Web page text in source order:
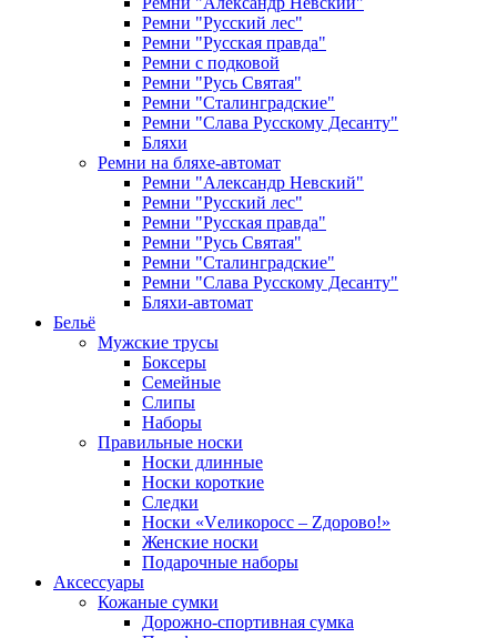
Ремни "Русский лес"
Ремни "Русская правда"
Ремни с подковой
Ремни "Русь Святая"
Ремни "Сталинградские"
Ремни "Слава Русскому Десанту"
Бляхи
Ремни на бляхе-автомат
Ремни "Александр Невский"
Ремни "Русский лес"
Ремни "Русская правда"
Ремни "Русь Святая"
Ремни "Сталинградские"
Ремни "Слава Русскому Десанту"
Бляхи-автомат
Бельё
Мужские трусы
Боксеры
Семейные
Слипы
Наборы
Правильные носки
Носки длинные
Носки короткие
Следки
Носки «Vеликоросс – Zдорово!»
Женские носки
Подарочные наборы
Аксессуары
Кожаные сумки
Дорожно-спортивная сумка